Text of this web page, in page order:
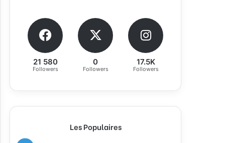
21 580
Followers
0
Followers
17.5K
Followers
Les Populaires